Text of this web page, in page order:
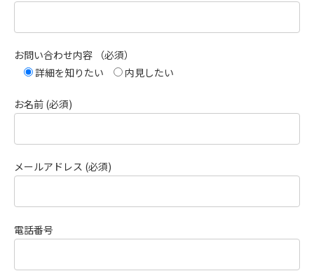
お問い合わせ内容 （必須）
詳細を知りたい
内見したい
お名前 (必須)
メールアドレス (必須)
電話番号